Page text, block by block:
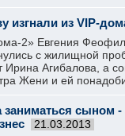
изгнали из VIP-
2» Евгения
с жилищной
Агибалова, а
Жени и ей
заниматься сыном
21.03.2013